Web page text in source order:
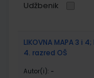
Udžbenik
LIKOVNA MAPA 3 i
4. razred OŠ
Autor(i): -